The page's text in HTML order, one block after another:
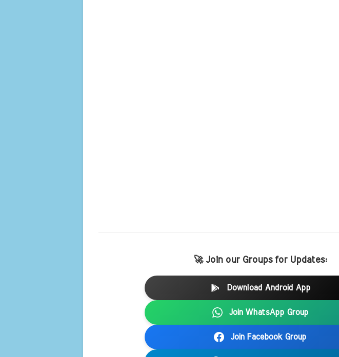
🚀 Join our Groups for Updates:
Download Android App
Join WhatsApp Group
Join Facebook Group